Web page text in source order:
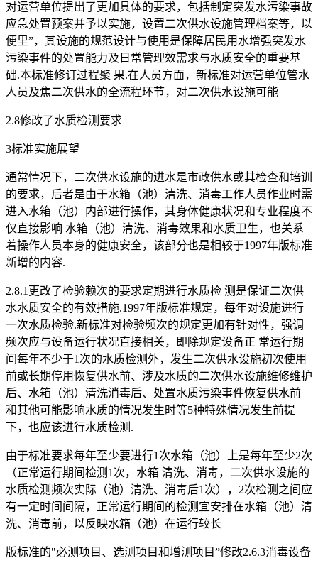
对运营单位提出了更加具体的要求，包括制定突发水污染事故
应急处置预案并予以实施，设置二次供水设施管理档案等，以
便里”，其设施的规范设计与使用是保障居民用水增强突发水
污染事件的处置能力及日常管理效需求与水质安全的重要基
础.本标准修订过程聚 果.在人员方面，新标准对运营单位管水
人员及焦二次供水的全流程环节，对二次供水设施可能
2.8修改了水质检测要求
3标准实施展望
通常情况下，二次供水设施的进水是市政供水或其检查和培训
的要求，后者是由于水箱（池）清洗、消毒工作人员作业时需
进入水箱（池）内部进行操作，其身体健康状况和专业程度不
仅直接影响 水箱（池）清洗、消毒效果和水质卫生，也关系
着操作人员本身的健康安全，该部分也是相较于1997年版标准
新增的内容.
2.8.1更改了检验赖次的要求定期进行水质检 测是保证二次供
水水质安全的有效措施.1997年版标准规定，每年对设施进行
一次水质检验.新标准对检验频次的规定更加有针对性，强调
频次应与设备运行状况直接相关，即除规定设备正 常运行期
间每年不少于1次的水质检测外，发生二次供水设施初次使用
前或长期停用恢复供水前、涉及水质的二次供水设施维修维护
后、水箱（池）清洗消毒后、处置水质污染事件恢复供水前
和其他可能影响水质的情况发生时等5种特殊情况发生前提
下，也应该进行水质检测.
由于标准要求每年至少要进行1次水箱（池）上是每年至少2次
（正常运行期间检测1次，水箱 清洗、消毒，二次供水设施的
水质检测频次实际（池）清洗、消毒后1次），2次检测之间应
有一定时间间隔，正常运行期间的检测宜安排在水箱（池）清
洗、消毒前，以反映水箱（池）在运行较长
版标准的"必测项目、选测项目和增测项目”修改2.6.3消毒设备